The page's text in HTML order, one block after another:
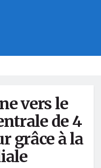
vers le
de 4
grâce à la